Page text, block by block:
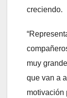
creciendo.
muy
que van a
motivación